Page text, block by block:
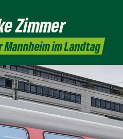
Zimmer
Mannheim im Landtag